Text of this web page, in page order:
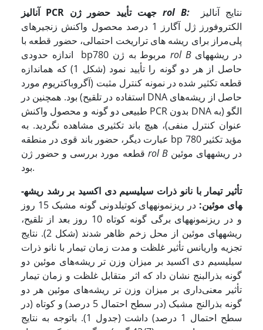
PCR rol B:
نتایج آنالیز
الکتروفورز ژل آگارز 1 درصد محصول واکنش زنجیره­ای
پلی‌‌مراز برای ریشه های تراریخت احتمالی، حضور قطعه با
rol Bدر ریشه­های
حاصل از هر دو گونه را تأیید نمود (شکل 1) که هم­اندازه
قطعه تکثیر شده در نمونه کنترل مثبت (آگروباکتریوم مورد
استفاده در تلقیح) بود. همچنین در DNA حاصل از ریشه‌‌های
طبیعی دو گونه و محصول واکنش PCR بدون DNA الگو (به
عنوان کنترل منفی)، هیچ باند تکثیری مشاهده نگردید. به
عبارت دیگر، حضور باند قوی در منطقه bp 780 مؤید تکثیر
rol Bدر ریشه­های موئین
بود.
تأثیر تیمار با نانو ذرات سیلیسیم دی اکسید بر رشد ریشه­
های موئین:
در ریزنمونه­های کوتیلدونی گونه مشبک 15 روز
و در ریزنمونه­های برگی گونه کوتاه 10 روز بعد از تلقیح،
ریشه­های موئین از محل زخم ظاهر شدند (شکل 2). نتایج
تجزیه واریانس تأثیر غلظت و مدت زمان تیمار با نانو ذرات
سیلیسیم دی اکسید بر میزان وزن تر ریشه‌های موئین دو
گونه بذرالبنج نشان داد که اثر متقابل غلظت و زمان تیمار
تأثیر معنی‌‌داری بر میزان وزن تر ریشه‌‌های موئین هر دو
گونه بذرالنج مشبک (در سطح احتمال 5 درصد) و کوتاه (در
سطح احتمال 1 درصد) داشت (جدول 1). باتوجه به نتایج